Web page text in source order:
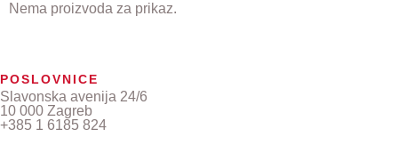
Nema proizvoda za prikaz.
POSLOVNICE
Slavonska avenija 24/6
10 000 Zagreb
+385 1 6185 824